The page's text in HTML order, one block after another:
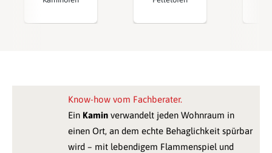
Know-how vom Fachberater.
Ein Kamin verwandelt jeden Wohnraum in
einen Ort, an dem echte Behaglichkeit spürbar
wird – mit lebendigem Flammenspiel und